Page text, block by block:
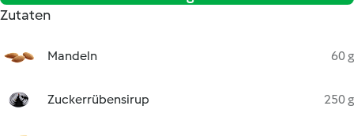
Zutaten
Mandeln 60 g
Zuckerrübensirup 250 g